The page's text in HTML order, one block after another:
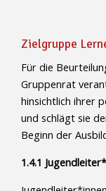
Zielgruppe
Für die
Gruppenrat
hinsichtlich ihrer
und schlägt sie
Beginn der
1.4.1